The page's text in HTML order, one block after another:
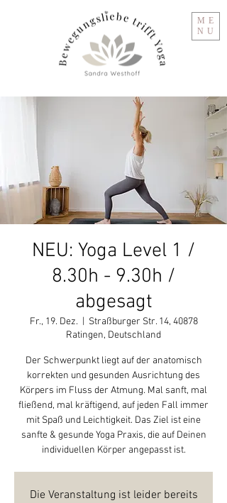
ME
NU
NEU: Yoga Level 1 /
8.30h - 9.30h /
abgesagt
Fr., 19. Dez.
Straßburger Str. 14, 40878
Ratingen, Deutschland
Der Schwerpunkt liegt auf der anatomisch
korrekten und gesunden Ausrichtung des
Körpers im Fluss der Atmung. Mal sanft, mal
fließend, mal kräftigend, auf jeden Fall immer
mit Spaß und Leichtigkeit. Das Ziel ist eine
sanfte & gesunde Yoga Praxis, die auf Deinen
individuellen Körper angepasst ist.
Die Veranstaltung ist leider bereits